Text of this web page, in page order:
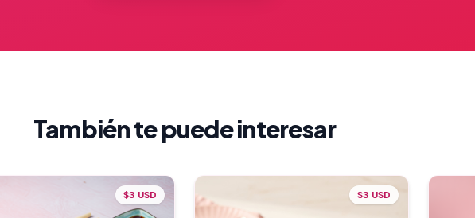
También te puede interesar
$3 USD $3 USD